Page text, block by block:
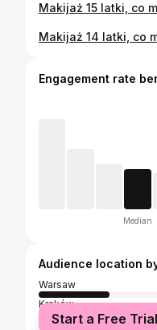
Engagement rate
Median
Audience location
Warsaw
Kraków
Łódź
Start a Free